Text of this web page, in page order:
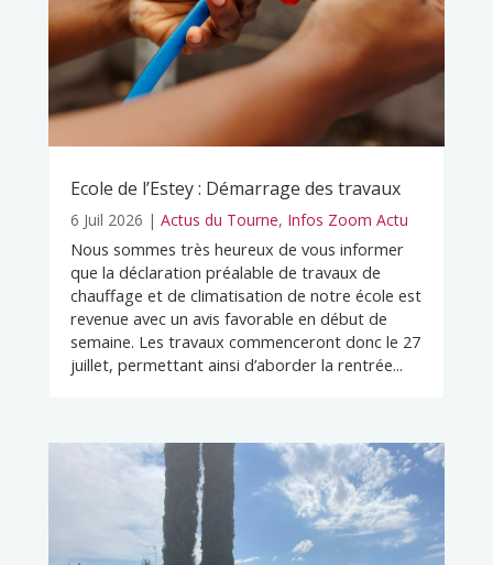
Ecole de l’Estey : Démarrage des travaux
6 Juil 2026 | Actus du Tourne, Infos Zoom Actu
Nous sommes très heureux de vous informer
que la déclaration préalable de travaux de
chauffage et de climatisation de notre école est
revenue avec un avis favorable en début de
semaine. Les travaux commenceront donc le 27
juillet, permettant ainsi d’aborder la rentrée...